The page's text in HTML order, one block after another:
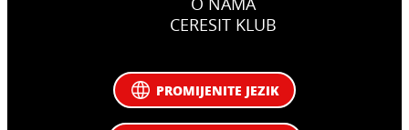
CERESIT KLUB
PROMIJENITE JEZIK